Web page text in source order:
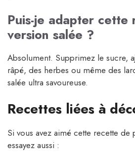
Puis-je adapter cette
version salée ?
Absolument. Supprimez le sucre,
râpé, des herbes ou même des
salée ultra savoureuse.
Recettes liées à
Si vous avez aimé cette recette de
essayez aussi :